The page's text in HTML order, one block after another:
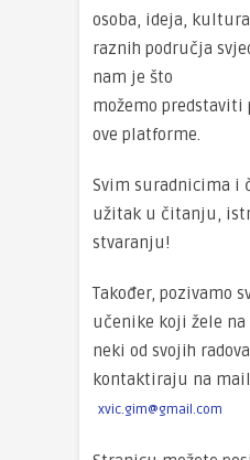
osoba, ideja,
raznih područja
nam je što
možemo
ove platforme.
Svim suradnicima i
užitak u čitanju,
stvaranju!
Također, pozivamo
učenike koji žele
neki od svojih
kontaktiraju na
xvic.gim@gmail.com